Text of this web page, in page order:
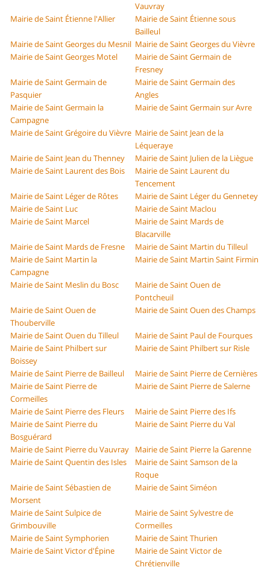
Vauvray
Mairie de Saint Étienne l'Allier
Mairie de Saint Étienne sous
Bailleul
Mairie de Saint Georges du Mesnil Mairie de Saint Georges du Vièvre
Mairie de Saint Georges Motel
Mairie de Saint Germain de
Fresney
Mairie de Saint Germain de
Pasquier
Mairie de Saint Germain des
Angles
Mairie de Saint Germain la
Campagne
Mairie de Saint Germain sur Avre
Mairie de Saint Grégoire du Vièvre Mairie de Saint Jean de la
Léqueraye
Mairie de Saint Jean du Thenney
Mairie de Saint Julien de la Liègue
Mairie de Saint Laurent des Bois
Mairie de Saint Laurent du
Tencement
Mairie de Saint Léger de Rôtes
Mairie de Saint Léger du Gennetey
Mairie de Saint Luc
Mairie de Saint Maclou
Mairie de Saint Marcel
Mairie de Saint Mards de
Blacarville
Mairie de Saint Mards de Fresne
Mairie de Saint Martin du Tilleul
Mairie de Saint Martin la
Campagne
Mairie de Saint Martin Saint Firmin
Mairie de Saint Meslin du Bosc
Mairie de Saint Ouen de
Pontcheuil
Mairie de Saint Ouen de
Thouberville
Mairie de Saint Ouen des Champs
Mairie de Saint Ouen du Tilleul
Mairie de Saint Paul de Fourques
Mairie de Saint Philbert sur
Boissey
Mairie de Saint Philbert sur Risle
Mairie de Saint Pierre de Bailleul
Mairie de Saint Pierre de Cernières
Mairie de Saint Pierre de
Cormeilles
Mairie de Saint Pierre de Salerne
Mairie de Saint Pierre des Fleurs
Mairie de Saint Pierre des Ifs
Mairie de Saint Pierre du
Bosguérard
Mairie de Saint Pierre du Val
Mairie de Saint Pierre du Vauvray
Mairie de Saint Pierre la Garenne
Mairie de Saint Quentin des Isles
Mairie de Saint Samson de la
Roque
Mairie de Saint Sébastien de
Morsent
Mairie de Saint Siméon
Mairie de Saint Sulpice de
Grimbouville
Mairie de Saint Sylvestre de
Cormeilles
Mairie de Saint Symphorien
Mairie de Saint Thurien
Mairie de Saint Victor d'Épine
Mairie de Saint Victor de
Chrétienville